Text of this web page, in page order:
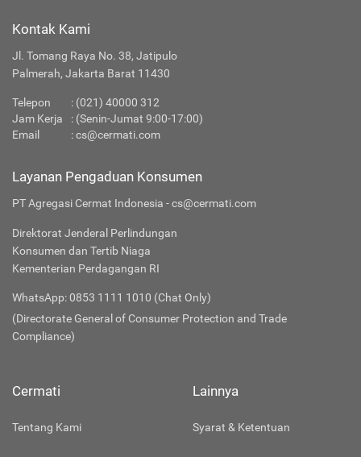
Kontak Kami
Jl. Tomang Raya No. 38, Jatipulo
Palmerah, Jakarta Barat 11430
Telepon : (021) 40000 312
Jam Kerja
: (Senin-Jumat 9:00-17:00)
Email
:cs@cermati.com
Layanan Pengaduan Konsumen
PT Agregasi Cermat Indonesia - cs@cermati.com
Direktorat Jenderal Perlindungan
Konsumen dan Tertib Niaga
Kementerian Perdagangan RI
WhatsApp: 0853 1111 1010 (Chat Only)
(Directorate General of Consumer Protection and Trade
Compliance)
Cermati
Tentang Kami
Lainnya
Syarat & Ketentuan